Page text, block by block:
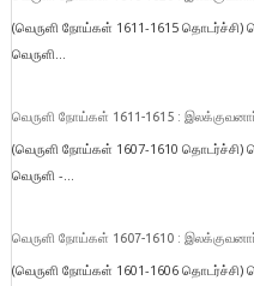
(வெருளி நோய்கள் 1611-1615
வெருளி...
வெருளி நோய்கள் 1611-1615 :
(வெருளி நோய்கள் 1607-1610
வெருளி -...
வெருளி நோய்கள் 1607-1610 :
(வெருளி நோய்கள் 1601-1606